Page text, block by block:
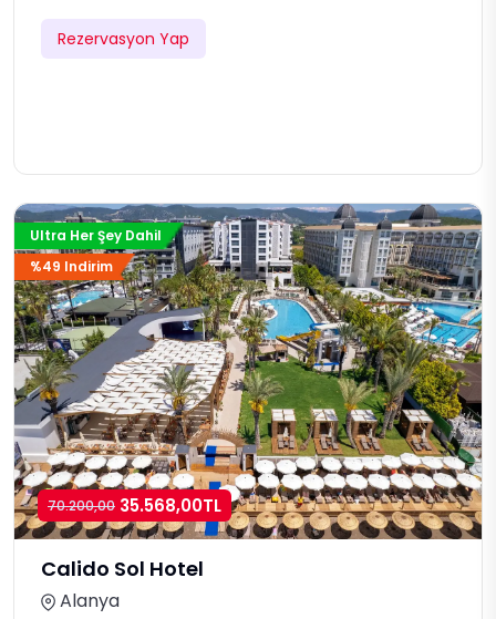
Rezervasyon Yap
Ultra Her Şey Dahil
%49 Indirim
70.200,00 35.568,00TL
Calido Sol Hotel
Alanya